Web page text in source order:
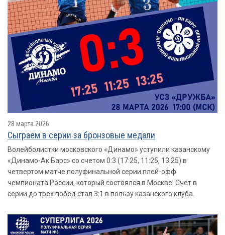
28 марта 2026
Сыграем в серии за бронзовые медали
Волейболистки московского «Динамо» уступили казанскому
«Динамо-Ак Барс» со счетом 0:3 (17:25, 11:25, 13:25) в
четвертом матче полуфинальной серии плей-офф
чемпионата России, который состоялся в Москве. Счет в
серии до трех побед стал 3:1 в пользу казанского клуба.